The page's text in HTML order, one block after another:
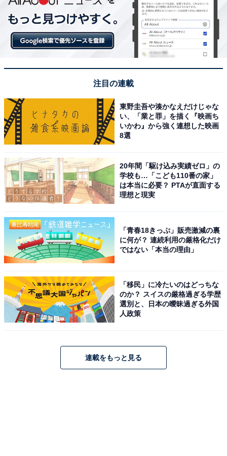
注目の連載
東野圭吾や湊かなえだけじゃな
い、「業と罪」を描く『映画ち
いかわ』から強く連想した映画
8選
20年間「駆け込み実績ゼロ」の
学校も…「こども110番の家」
は本当に必要？ PTAが直面する
理想と現実
「青春18きっぷ」販売激減の裏
に何が？ 連続利用の厳格化だけ
ではない「本当の理由」
「移民」に冷たいのはどっちな
のか？ スイスの厳格過ぎる学歴
選別と、日本の曖昧過ぎる外国
人政策
連載をもっと見る